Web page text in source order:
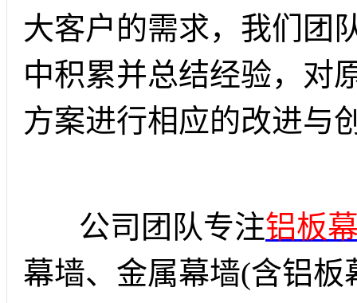
大客户的需求，我们团
中积累并总结经验，对
方案进行相应的改进与
公司团队专注铝板
幕墙、金属幕墙(含铝